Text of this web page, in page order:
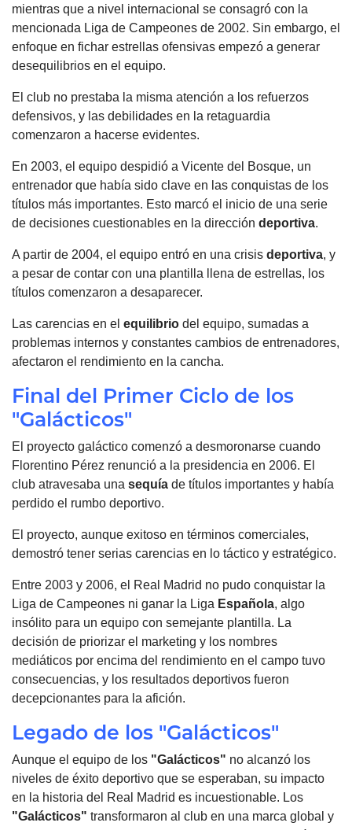
mientras que a nivel internacional se consagró con la
mencionada Liga de Campeones de 2002. Sin embargo, el
enfoque en fichar estrellas ofensivas empezó a generar
desequilibrios en el equipo.
El club no prestaba la misma atención a los refuerzos
defensivos, y las debilidades en la retaguardia
comenzaron a hacerse evidentes.
En 2003, el equipo despidió a Vicente del Bosque, un
entrenador que había sido clave en las conquistas de los
títulos más importantes. Esto marcó el inicio de una serie
de decisiones cuestionables en la dirección deportiva.
A partir de 2004, el equipo entró en una crisis deportiva, y
a pesar de contar con una plantilla llena de estrellas, los
títulos comenzaron a desaparecer.
Las carencias en el equilibrio del equipo, sumadas a
problemas internos y constantes cambios de entrenadores,
afectaron el rendimiento en la cancha.
Final del Primer Ciclo de los
"Galácticos"
El proyecto galáctico comenzó a desmoronarse cuando
Florentino Pérez renunció a la presidencia en 2006. El
club atravesaba una sequía de títulos importantes y había
perdido el rumbo deportivo.
El proyecto, aunque exitoso en términos comerciales,
demostró tener serias carencias en lo táctico y estratégico.
Entre 2003 y 2006, el Real Madrid no pudo conquistar la
Liga de Campeones ni ganar la Liga Española, algo
insólito para un equipo con semejante plantilla. La
decisión de priorizar el marketing y los nombres
mediáticos por encima del rendimiento en el campo tuvo
consecuencias, y los resultados deportivos fueron
decepcionantes para la afición.
Legado de los "Galácticos"
Aunque el equipo de los "Galácticos" no alcanzó los
niveles de éxito deportivo que se esperaban, su impacto
en la historia del Real Madrid es incuestionable. Los
"Galácticos" transformaron al club en una marca global y